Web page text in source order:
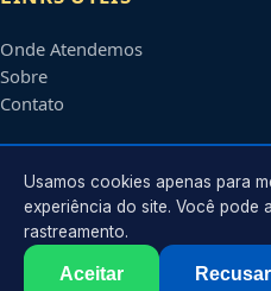
Onde Atendemos
Sobre
Contato
CONTATO
Atendimento em
Usamos cookies apenas para
experiência do site. Você pode
rastreamento.
Aceitar Recusar